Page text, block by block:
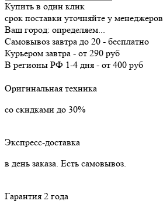
Купить в один клик
срок поставки уточняйте у менеджеров
Ваш город: определяем...
Самовывоз завтра до 20 - бесплатно
Курьером завтра - от 290 руб
В регионы РФ 1-4 дня - от 400 руб
Оригинальная техника
со скидками до 30%
Экспресс-доставка
в день заказа. Есть самовывоз.
Гарантия 2 года